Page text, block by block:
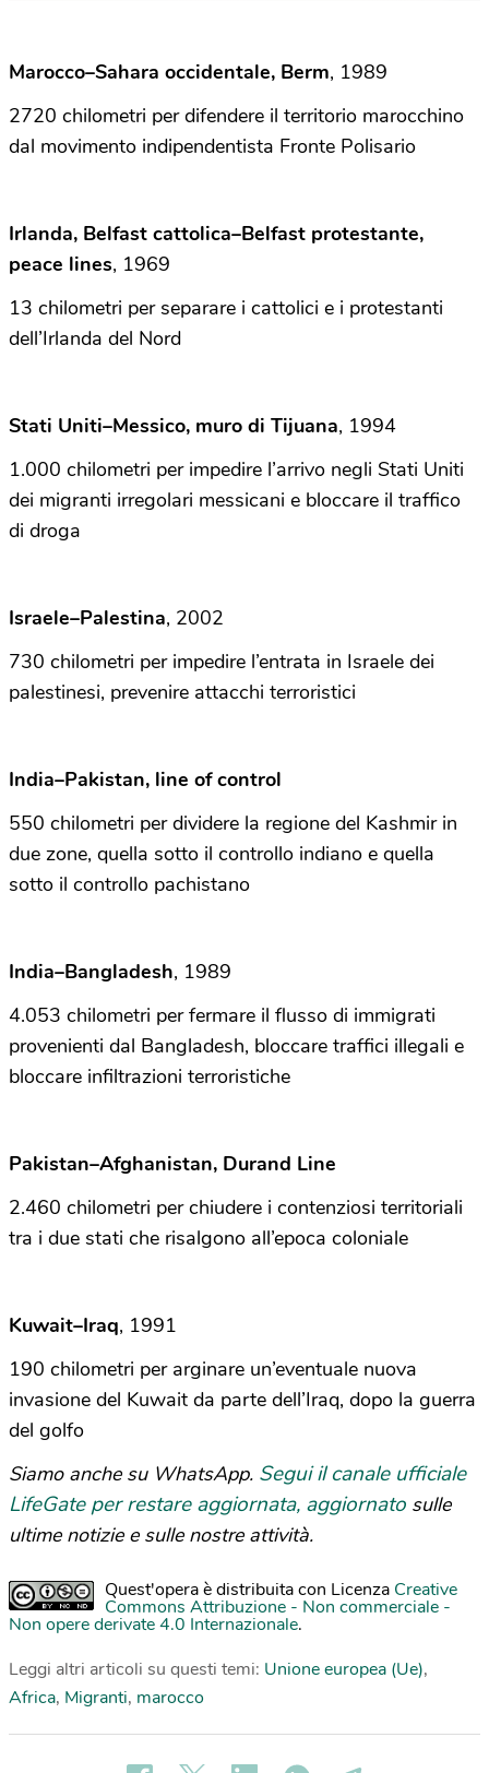
Marocco–Sahara occidentale, Berm, 1989
2720 chilometri per difendere il territorio marocchino
dal movimento indipendentista Fronte Polisario
Irlanda, Belfast cattolica–Belfast protestante,
peace lines, 1969
13 chilometri per separare i cattolici e i protestanti
dell’Irlanda del Nord
Stati Uniti–Messico, muro di Tijuana, 1994
1.000 chilometri per impedire l’arrivo negli Stati Uniti
dei migranti irregolari messicani e bloccare il traffico
di droga
Israele–Palestina, 2002
730 chilometri per impedire l’entrata in Israele dei
palestinesi, prevenire attacchi terroristici
India–Pakistan, line of control
550 chilometri per dividere la regione del Kashmir in
due zone, quella sotto il controllo indiano e quella
sotto il controllo pachistano
India–Bangladesh, 1989
4.053 chilometri per fermare il flusso di immigrati
provenienti dal Bangladesh, bloccare traffici illegali e
bloccare infiltrazioni terroristiche
Pakistan–Afghanistan, Durand Line
2.460 chilometri per chiudere i contenziosi territoriali
tra i due stati che risalgono all’epoca coloniale
Kuwait–Iraq, 1991
190 chilometri per arginare un’eventuale nuova
invasione del Kuwait da parte dell’Iraq, dopo la guerra
del golfo
Siamo anche su WhatsApp. Segui il canale ufficiale
LifeGate per restare aggiornata, aggiornato sulle
ultime notizie e sulle nostre attività.
Quest'opera è distribuita con Licenza Creative
Commons Attribuzione - Non commerciale -
Non opere derivate 4.0 Internazionale.
Leggi altri articoli su questi temi: Unione europea (Ue),
Africa, Migranti, marocco